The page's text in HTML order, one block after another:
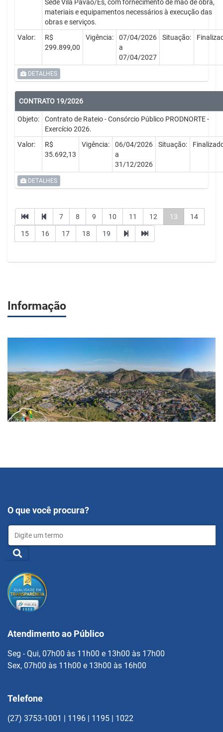
Sede Vila Pavão/Es, com fornecimento de mão de obra,
materiais e equipamentos necessários à execução das
obras e serviços.
Valor:
R$
299.899,00
Vigência:
07/04/2026
a
07/04/2027
Situação:
DETALHES
CONTRATO 19/2026
Objeto:
Contrato de Rateio - Consórcio Público PRODNORTE -
Exercício 2026.
Valor:
R$
35.692,13
Vigência:
06/04/2026
a
31/12/2026
Situação:
DETALHES
7 8 9 10 11 12 13 14
15 16 17 18 19
Informação
O que você procura?
Atendimento ao Público
Seg - Qui, 07h00 às 11h00 e 13h00 às 17h00
Sex, 07h00 às 11h00 e 13h00 às 16h00
Telefone
(27) 3753-1001 | 1196 | 1195 | 1022